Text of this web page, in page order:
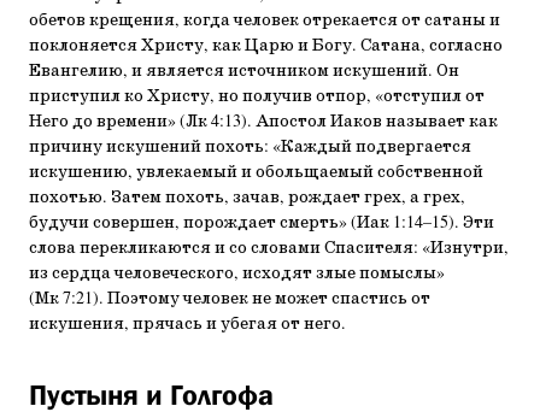
обетов крещения, когда человек отрекается от сатаны и
поклоняется Христу, как Царю и Богу. Сатана, согласно
Евангелию, и является источником искушений. Он
приступил ко Христу, но получив отпор, «отступил от
Него до времени» (Лк 4:13). Апостол Иаков называет как
причину искушений похоть: «Каждый подвергается
искушению, увлекаемый и обольщаемый собственной
похотью. Затем похоть, зачав, рождает грех, а грех,
будучи совершен, порождает смерть» (Иак 1:14–15). Эти
слова перекликаются и со словами Спасителя: «Изнутри,
из сердца человеческого, исходят злые помыслы»
(Мк 7:21). Поэтому человек не может спастись от
искушения, прячась и убегая от него.
Пустыня и Голгофа